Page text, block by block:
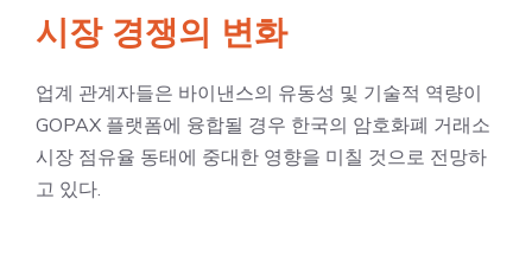
시장 경쟁의 변화
업계 관계자들은 바이낸스의 유동성 및 기술적 역량이
GOPAX 플랫폼에 융합될 경우 한국의 암호화폐 거래소
시장 점유율 동태에 중대한 영향을 미칠 것으로 전망하
고 있다.